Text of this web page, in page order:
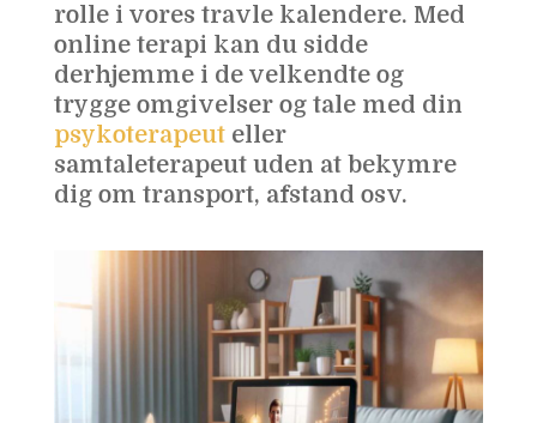
rolle i vores travle kalendere. Med
online terapi kan du sidde
derhjemme i de velkendte og
trygge omgivelser og tale med din
psykoterapeuteller
samtaleterapeut uden at bekymre
dig om transport, afstand osv.